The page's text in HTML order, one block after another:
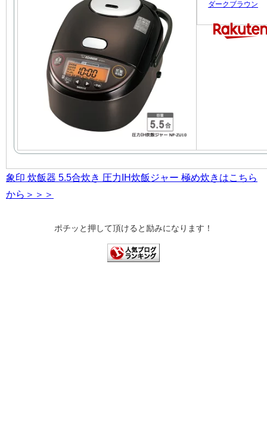
ダークブラウン
象印 炊飯器 5.5合炊き 圧力IH炊飯ジャー 極め炊きはこちら
から＞＞＞
ポチッと押して頂けると励みになります！